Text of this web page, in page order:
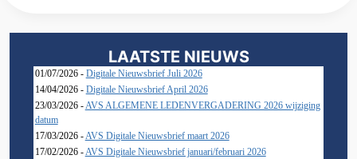
LAATSTE NIEUWS
01/07/2026 - Digitale Nieuwsbrief Juli 2026
14/04/2026 - Digitale Nieuwsbrief April 2026
23/03/2026 -AVS ALGEMENE LEDENVERGADERING 2026 wijziging
datum
17/03/2026 -AVS Digitale Nieuwsbrief maart 2026
17/02/2026 -AVS Digitale Nieuwsbrief januari/februari 2026